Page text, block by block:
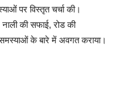
पर विस्तृत चर्चा की।
नाली की सफाई, रोड की
के बारे में अवगत कराया।